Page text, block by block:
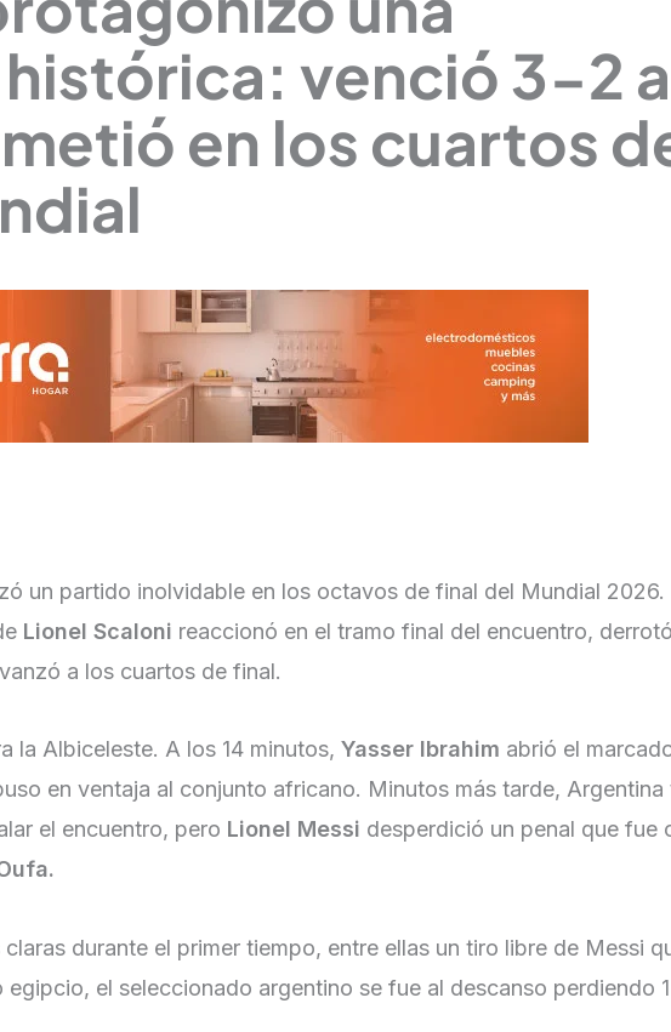
venció 3-2 a
en los cuartos
un partido inolvidable en los octavos de final del Mundial
Lionel Scaloni reaccionó en el tramo final del encuentro,
a los cuartos de final.
la Albiceleste. A los 14 minutos,Yasser Ibrahim abrió el
en ventaja al conjunto africano. Minutos más tarde, Argentina
el encuentro, pero Lionel Messi desperdició un penal que fue
durante el primer tiempo, entre ellas un tiro libre de Messi
el seleccionado argentino se fue al descanso perdiendo